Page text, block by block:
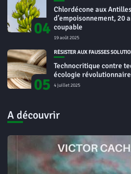
04
Chlordécone aux
d’empoisonnement, 20
coupable
19 août 2025
05
RÉSISTER AUX FAUSSES
Technocritique contre
écologie
4 juillet 2025
A découvrir